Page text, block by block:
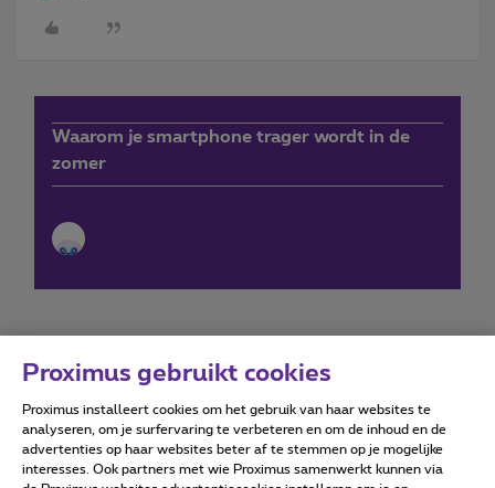
Waarom je smartphone trager wordt in de
zomer
Forumvoorwaarden Accessibility statement
Proximus gebruikt cookies
Proximus installeert cookies om het gebruik van haar websites te
analyseren, om je surfervaring te verbeteren en om de inhoud en de
advertenties op haar websites beter af te stemmen op je mogelijke
interesses. Ook partners met wie Proximus samenwerkt kunnen via